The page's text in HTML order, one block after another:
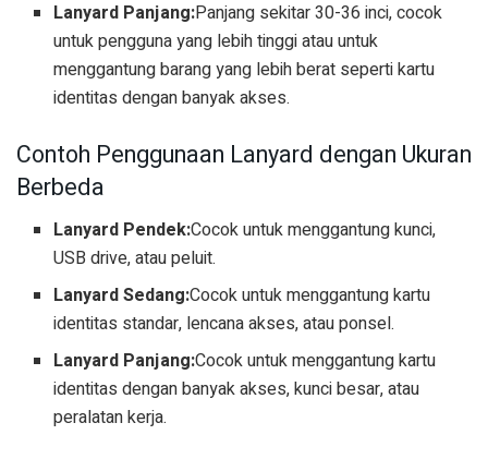
Lanyard Panjang:Panjang sekitar 30-36 inci, cocok
untuk pengguna yang lebih tinggi atau untuk
menggantung barang yang lebih berat seperti kartu
identitas dengan banyak akses.
Contoh Penggunaan Lanyard dengan Ukuran
Berbeda
Lanyard Pendek:Cocok untuk menggantung kunci,
USB drive, atau peluit.
Lanyard Sedang:Cocok untuk menggantung kartu
identitas standar, lencana akses, atau ponsel.
Lanyard Panjang:Cocok untuk menggantung kartu
identitas dengan banyak akses, kunci besar, atau
peralatan kerja.